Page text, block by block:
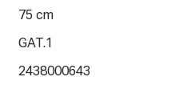
75 cm
GAT.1
2438000643